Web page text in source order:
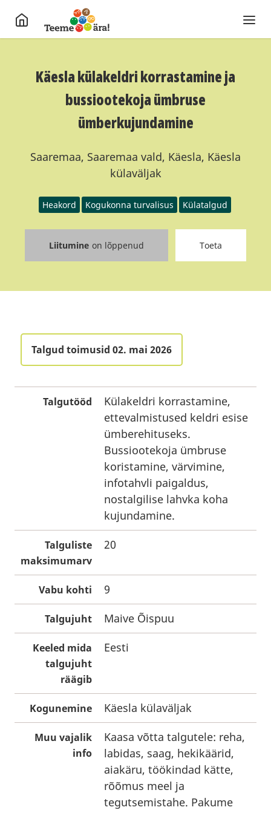
Käesla külakeldri korrastamine ja
bussiootekoja ümbruse
ümberkujundamine
Saaremaa, Saaremaa vald, Käesla, Käesla
külaväljak
Heakord Kogukonna turvalisus Külatalgud
Liitumine on lõppenud Toeta
Talgud toimusid 02. mai 2026
Talgutööd
Külakeldri korrastamine,
ettevalmistused keldri esise
ümberehituseks.
Bussiootekoja ümbruse
koristamine, värvimine,
infotahvli paigaldus,
nostalgilise lahvka koha
kujundamine.
Talguliste
maksimumarv
20
Vabu kohti 9
Talgujuht Maive Õispuu
Keeled mida
talgujuht
räägib
Eesti
Kogunemine Käesla külaväljak
Muu vajalik
info
Kaasa võtta talgutele: reha,
labidas, saag, hekikäärid,
aiakäru, töökindad kätte,
rõõmus meel ja
tegutsemistahe. Pakume